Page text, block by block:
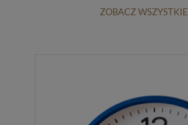
ZOBACZ WSZYSTKIE